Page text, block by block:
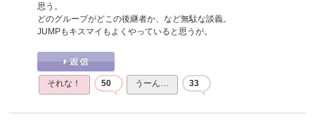
思う。
どのグループがどこの後継者か、など無駄な談義。
JUMPもキスマイもよくやっていると思うが。
それな！ 50 うーん… 33